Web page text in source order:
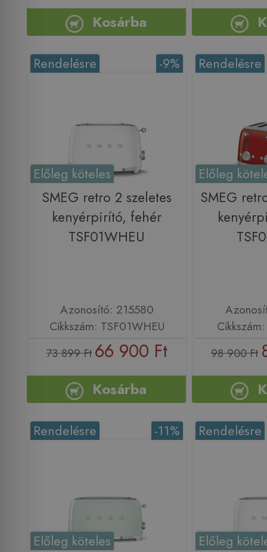
Kosárba
-9%
Rendelésre
Előleg köteles
SMEG retro 2 szeletes
kenyérpirító, fehér
TSF01WHEU
Azonosító: 215580
Cikkszám: TSF01WHEU
73 899 Ft 66 900 Ft
Kosárba
Rendelésre
Előleg
SMEG
98 900 Ft
-11%
Rendelésre
Előleg köteles
Rendelésre
Előleg